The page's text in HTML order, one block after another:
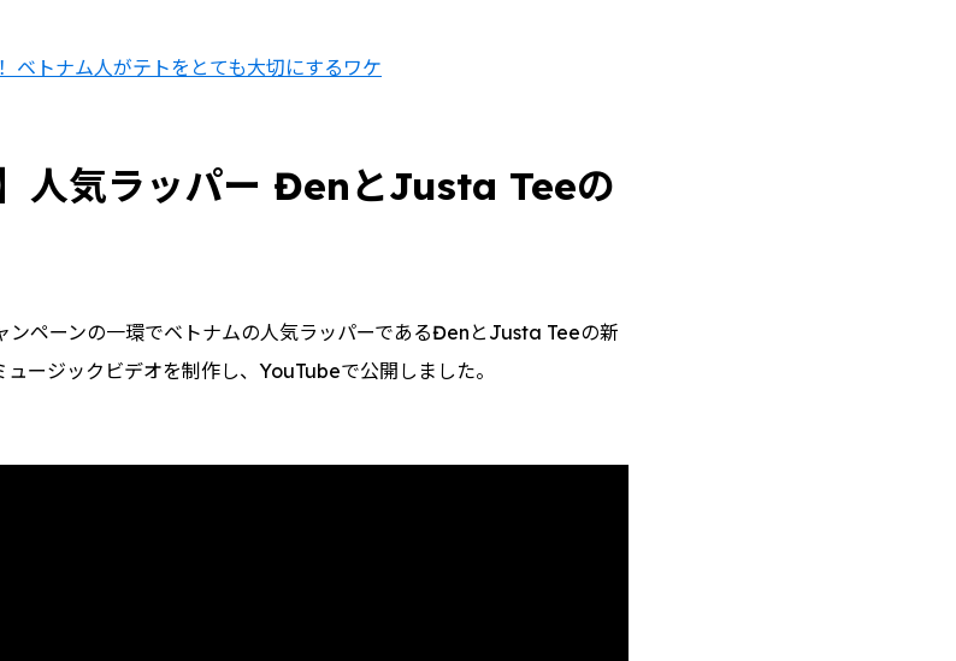
ベトナム人がテトをとても大切にするワケ
人気ラッパー ĐenとJusta Teeの
ンペーンの一環でベトナムの人気ラッパーであるĐenとJusta Teeの新
ージックビデオを制作し、YouTubeで公開しました。